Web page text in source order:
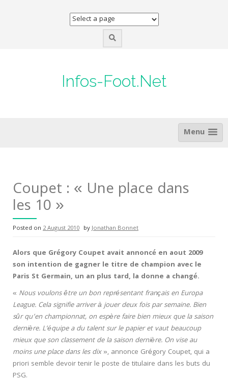
Infos-Foot.Net
Menu
Coupet : « Une place dans
les 10 »
Posted on 2 August 2010 byJonathan Bonnet
Alors que Grégory Coupet avait annoncé en aout 2009
son intention de gagner le titre de champion avec le
Paris St Germain, un an plus tard, la donne a changé.
« Nous voulons être un bon représentant français en Europa
League. Cela signifie arriver à jouer deux fois par semaine. Bien
sûr qu’en championnat, on espère faire bien mieux que la saison
dernière. L’équipe a du talent sur le papier et vaut beaucoup
mieux que son classement de la saison dernière. On vise au
moins une place dans les dix», annonce Grégory Coupet, qui a
priori semble devoir tenir le poste de titulaire dans les buts du
PSG.